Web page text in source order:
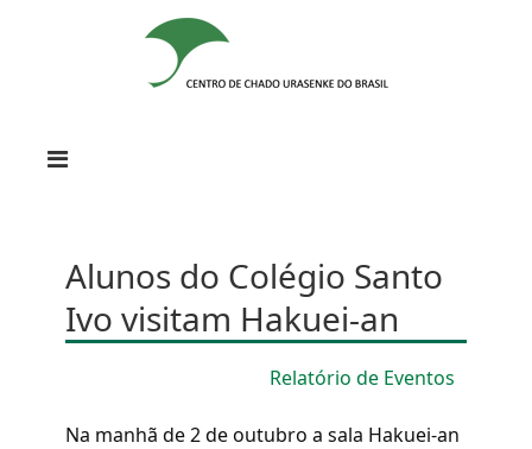
Alunos do Colégio Santo
Ivo visitam Hakuei-an
Relatório de Eventos
Na manhã de 2 de outubro a sala Hakuei-an